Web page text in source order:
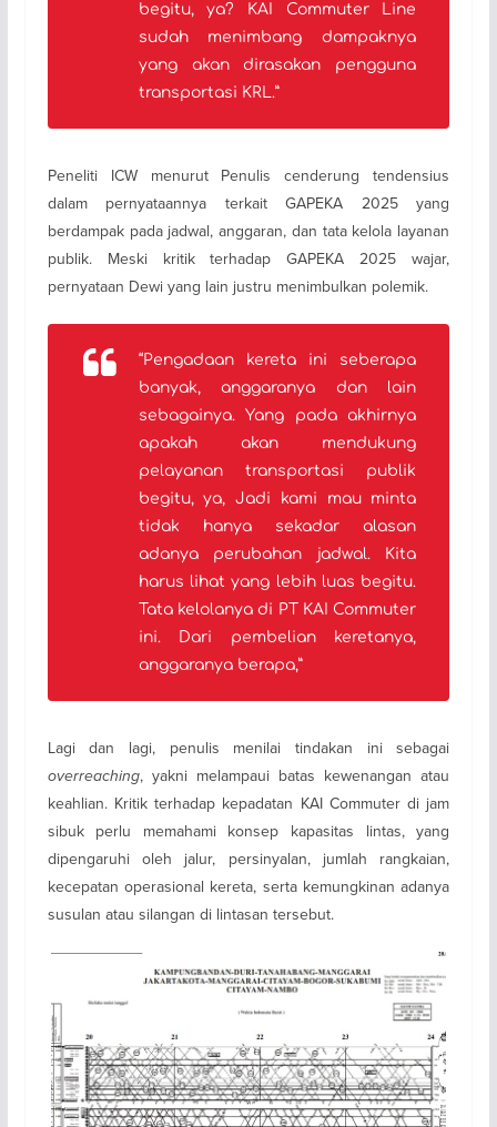
begitu, ya? KAI Commuter Line
sudah menimbang dampaknya
yang akan dirasakan pengguna
transportasi KRL.”
Peneliti ICW menurut Penulis cenderung tendensius
dalam pernyataannya terkait GAPEKA 2025 yang
berdampak pada jadwal, anggaran, dan tata kelola layanan
publik. Meski kritik terhadap GAPEKA 2025 wajar,
pernyataan Dewi yang lain justru menimbulkan polemik.
“Pengadaan kereta ini seberapa
banyak, anggaranya dan lain
sebagainya. Yang pada akhirnya
apakah akan mendukung
pelayanan transportasi publik
begitu, ya, Jadi kami mau minta
tidak hanya sekadar alasan
adanya perubahan jadwal. Kita
harus lihat yang lebih luas begitu.
Tata kelolanya di PT KAI Commuter
ini. Dari pembelian keretanya,
anggaranya berapa,”
Lagi dan lagi, penulis menilai tindakan ini sebagai
overreaching, yakni melampaui batas kewenangan atau
keahlian. Kritik terhadap kepadatan KAI Commuter di jam
sibuk perlu memahami konsep kapasitas lintas, yang
dipengaruhi oleh jalur, persinyalan, jumlah rangkaian,
kecepatan operasional kereta, serta kemungkinan adanya
susulan atau silangan di lintasan tersebut.